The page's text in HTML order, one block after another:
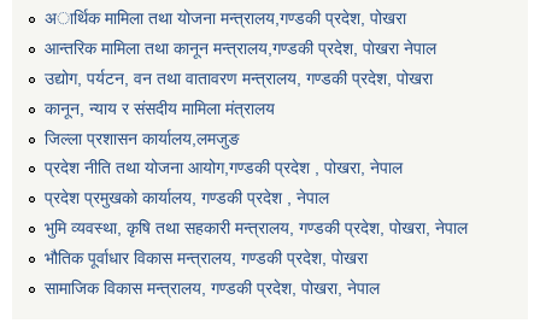
अार्थिक मामिला तथा योजना मन्त्रालय,गण्डकी प्रदेश, पोखरा
आन्तरिक मामिला तथा कानून मन्त्रालय,गण्डकी प्रदेश, पाेखरा नेपाल
उद्योग, पर्यटन, वन तथा वातावरण मन्त्रालय, गण्डकी प्रदेश, पोखरा
कानून, न्याय र संसदीय मामिला मंत्रालय
जिल्ला प्रशासन कार्यालय,लमजुङ
प्रदेश नीति तथा योजना आयोग,गण्डकी प्रदेश , पोखरा, नेपाल
प्रदेश प्रमुखको कार्यालय, गण्डकी प्रदेश , नेपाल
भुमि व्यवस्था, कृषि तथा सहकारी मन्त्रालय, गण्डकी प्रदेश, पोखरा, नेपाल
भौतिक पूर्वाधार विकास मन्त्रालय, गण्डकी प्रदेश, पाेखरा
सामाजिक विकास मन्त्रालय, गण्डकी प्रदेश, पोखरा, नेपाल